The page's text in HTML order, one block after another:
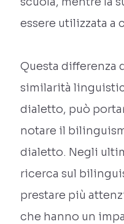
essere utilizzata a
Questa differenza
similarità
dialetto, può
notare il
dialetto. Negli
ricerca sul
prestare più
che hanno un